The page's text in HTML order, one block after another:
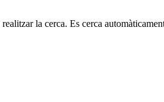
la cerca. Es cerca